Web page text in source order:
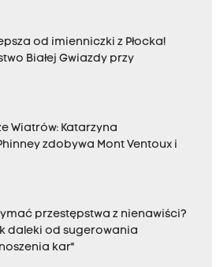
od imienniczki z Płocka!
Białej Gwiazdy przy
Wiatrów: Katarzyna
zdobywa Mont Ventoux i
przestępstwa z nienawiści?
daleki od sugerowania
kar"